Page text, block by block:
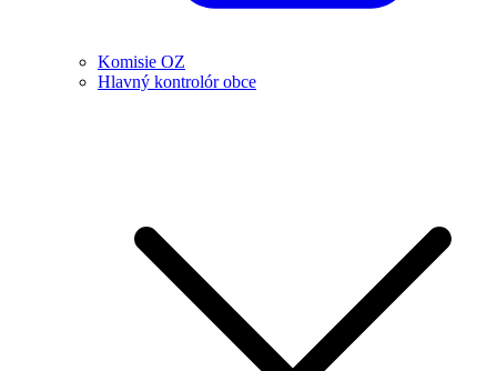
Komisie OZ
Hlavný kontrolór obce